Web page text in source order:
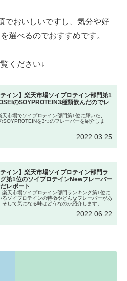
でおいしいですし、気分や好
選べるのでおすすめです。
ください↓
テイン】楽天市場ソイプロテイン部門第1
のSOYPROTEIN3種類飲んだのでレ
天市場でソイプロテイン部門第1位に輝いた、
SOYPROTEINを3つのフレーバーを紹介しま
2022.03.25
テイン】楽天市場ソイプロテイン部門ラ
第1位のソイプロテインNewフレーバー
レポート
楽天市場ソイプロテイン部門ランキング第1位に
るソイプロテインの特徴やどんなフレーバーがあ
そして気になる味はどうなのか紹介します。
2022.06.22